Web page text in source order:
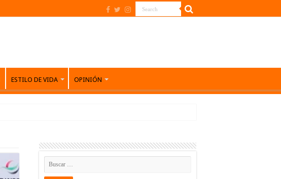
ESTILO DE VIDA OPINIÓN